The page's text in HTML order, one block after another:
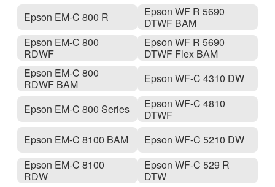
Epson EM-C 800 R
Epson EM-C 800
RDWF
Epson EM-C 800
RDWF BAM
Epson EM-C 800 Series
Epson EM-C 8100 BAM
Epson EM-C 8100
RDW
Epson WF R 5690
DTWF BAM
Epson WF R 5690
DTWF Flex BAM
Epson WF-C 4310 DW
Epson WF-C 4810
DTWF
Epson WF-C 5210 DW
Epson WF-C 529 R
DTW